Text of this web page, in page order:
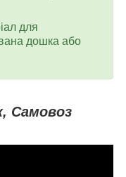
для
дошка або
Самовоз